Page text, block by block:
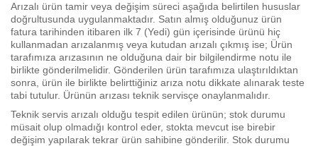
Arızalı ürün tamir veya değişim süreci aşağıda belirtilen hususlar
doğrultusunda uygulanmaktadır. Satın almış olduğunuz ürün
fatura tarihinden itibaren ilk 7 (Yedi) gün içerisinde ürünü hiç
kullanmadan arızalanmış veya kutudan arızalı çıkmış ise; Ürün
tarafımıza arızasının ne olduğuna dair bir bilgilendirme notu ile
birlikte gönderilmelidir. Gönderilen ürün tarafımıza ulaştırıldıktan
sonra, ürün ile birlikte belirttiğiniz arıza notu dikkate alınarak teste
tabi tutulur. Ürünün arızası teknik servisçe onaylanmalıdır.
Teknik servis arızalı olduğu tespit edilen ürünün; stok durumu
müsait olup olmadığı kontrol eder, stokta mevcut ise birebir
değişim yapılarak tekrar ürün sahibine gönderilir. Stok durumu